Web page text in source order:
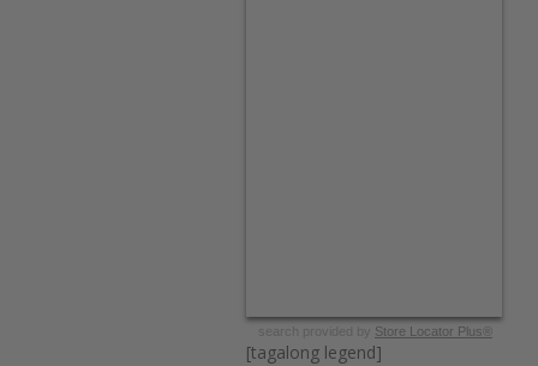
search provided by Store Locator Plus®
[tagalong legend]